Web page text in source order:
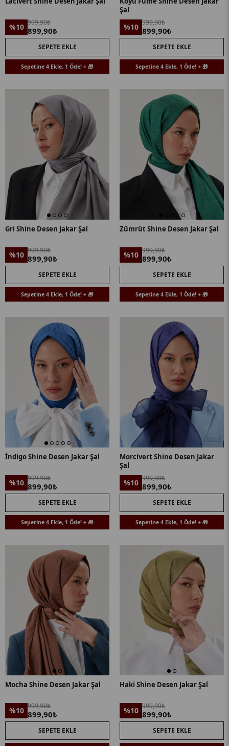
%10 999,90₺
899,90₺
SEPETE EKLE
Sepetine 4 Ekle, 1 Öde! + 🎁
Şal
%10 999,90₺
899,90₺
SEPETE EKLE
Sepetine 4 Ekle, 1 Öde! + 🎁
Gri Shine Desen Jakar Şal
%10 999,90₺
899,90₺
SEPETE EKLE
Sepetine 4 Ekle, 1 Öde! + 🎁
Zümrüt Shine Desen Jakar Şal
%10 999,90₺
899,90₺
SEPETE EKLE
Sepetine 4 Ekle, 1 Öde! + 🎁
İndigo Shine Desen Jakar Şal
%10 999,90₺
899,90₺
SEPETE EKLE
Sepetine 4 Ekle, 1 Öde! + 🎁
Morcivert Shine Desen Jakar
Şal
%10 999,90₺
899,90₺
SEPETE EKLE
Sepetine 4 Ekle, 1 Öde! + 🎁
Mocha Shine Desen Jakar Şal
%10 999,90₺
899,90₺
SEPETE EKLE
Haki Shine Desen Jakar Şal
%10 999,90₺
899,90₺
SEPETE EKLE